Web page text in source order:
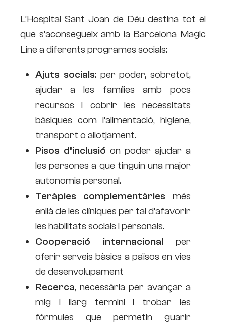
L’Hospital Sant Joan de Déu destina tot el
que s’aconsegueix amb la Barcelona Magic
Line a diferents programes socials:
Ajuts socials: per poder, sobretot,
ajudar a les famílies amb pocs
recursos i cobrir les necessitats
bàsiques com l’alimentació, higiene,
transport o allotjament.
Pisos d’inclusió on poder ajudar a
les persones a que tinguin una major
autonomia personal.
Teràpies complementàries més
enllà de les clíniques per tal d’afavorir
les habilitats socials i personals.
Cooperació internacional per
oferir serveis bàsics a països en vies
de desenvolupament
Recerca, necessària per avançar a
mig i llarg termini i trobar les
fórmules que permetin guarir